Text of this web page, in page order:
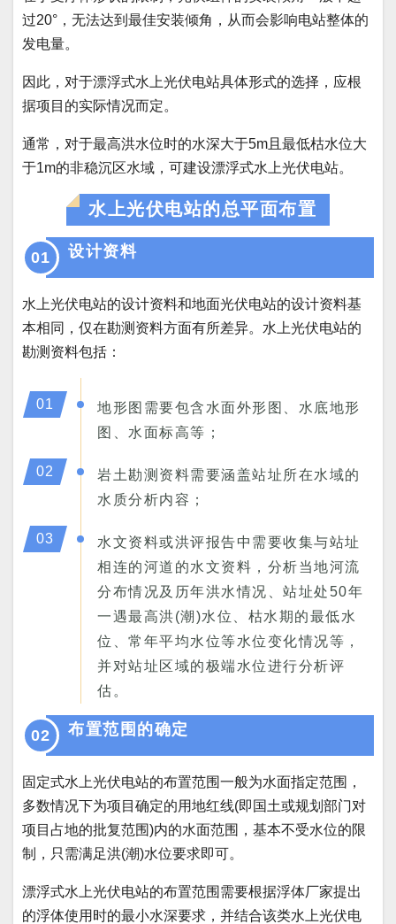
过20°，无法达到最佳安装倾角，从而会影响电站整体的
发电量。
因此，对于漂浮式水上光伏电站具体形式的选择，应根
据项目的实际情况而定。
通常，对于最高洪水位时的水深大于5m且最低枯水位大
于1m的非稳沉区水域，可建设漂浮式水上光伏电站。
水上光伏电站的总平面布置
01 设计资料
水上光伏电站的设计资料和地面光伏电站的设计资料基
本相同，仅在勘测资料方面有所差异。水上光伏电站的
勘测资料包括：
01
地形图需要包含水面外形图、水底地形
图、水面标高等；
02
岩土勘测资料需要涵盖站址所在水域的
水质分析内容；
03
水文资料或洪评报告中需要收集与站址
相连的河道的水文资料，分析当地河流
分布情况及历年洪水情况、站址处50年
一遇最高洪(潮)水位、枯水期的最低水
位、常年平均水位等水位变化情况等，
并对站址区域的极端水位进行分析评
估。
02 布置范围的确定
固定式水上光伏电站的布置范围一般为水面指定范围，
多数情况下为项目确定的用地红线(即国土或规划部门对
项目占地的批复范围)内的水面范围，基本不受水位的限
制，只需满足洪(潮)水位要求即可。
漂浮式水上光伏电站的布置范围需要根据浮体厂家提出
的浮体使用时的最小水深要求，并结合该类水上光伏电